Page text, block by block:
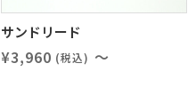
サンドリード
¥3,960 (税込) ～